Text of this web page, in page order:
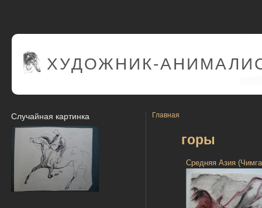
ХУДОЖНИК-
Случайная картинка Главная
горы
Средняя Азия